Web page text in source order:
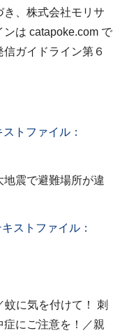
、株式会社モリサ
は catapoke.com で
ガイドライン第６
トファイル：
震で避難場所が違
ストファイル：
に気を付けて！ 刺
症にご注意を！／親